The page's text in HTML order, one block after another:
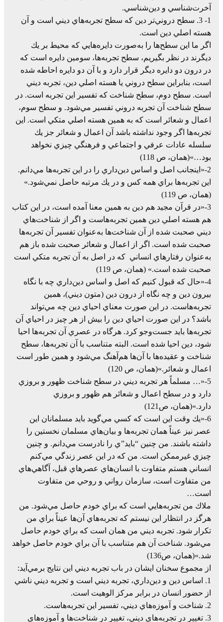
آخرت‌شناسي‌ و دين‌شناسي.
1- 3. سطح‌ دروني‌تر دين‌ كه‌ سطح‌ تجربه‌هاي‌ ديني‌ است‌ و آن‌
هسته‌ اصلي‌ دين‌ است.
اگر ما اين‌ سطح‌ها را به‌صورت‌ دايره‌هايي‌ كه‌ محيط‌ بر يك
ديگرند در نظر بگيريم، سطح‌ تجربه‌ها، سومين‌ دايره‌ است‌ كه‌
در درون‌ دو دايره‌ ديگر قرار دارد و با آن‌ دو دايره احاطه‌ شده‌
است، بنابراين‌ سطح‌ دروني‌ يا هسته‌ اصلي‌ دين، تجربه‌ ديني‌
است. سطح‌ دوم، سطح‌ شناخت‌ كه‌ تفسير اين‌ تجربه‌ است. در
سطح‌ شناخت‌ آن‌ تجربه‌ دروني‌ تفسير مي‌شود. و سطح‌ سوم،
اعمال‌ و شعائر است‌ كه‌ به‌ همين‌ هسته‌ اصلي‌ متكي‌ است. اين‌
تجربه‌ها اگر وجود نداشته‌ باشد آن‌ اعمال‌ و شعائر جز يك‌
سلسله‌ عادات‌ عرفي‌ و اجتماعي‌ و فرهنگي‌ چيزي‌ نخواهد
بود…»(همان، ص 118)
2-«اينجانب‌ اصل‌ و اساس‌ دين‌داري‌ را در اين‌ تجربه‌ها مي‌دانم.
اين‌ تجربه‌ها براي‌ همه‌ كس‌ و در يك‌ مرتبه‌ حاصل‌ نمي‌شود.»
(همان، ص 119)
3-«در قرآن‌ مجيد هم‌ دين‌ به‌ همين‌ معنا آمده‌ است، در اين‌ كتاب‌
هم‌ هسته‌ اصلي‌ دين‌ همين‌ تجربه‌هاست‌ و اگر از شناخت‌هاي‌
ديني‌ صحبت‌ شده‌ از آن‌ شناخت‌ها به‌عنوان‌ تفسير آن‌ تجربه‌ها
صحبت‌ شده‌ است. اگر از اعمال‌ و شعائر صحبت‌ شده‌ باز هم‌
به‌عنوان‌ رفتارهاي‌ انساني‌ كه‌ در اصل‌ به‌ آن‌ تجربه‌ متكي‌ است‌
صحبت‌ شده‌ است.» (همان، ص 119)
4-«حال‌ كه‌ قبول‌ كنيم‌ كه‌ اصل‌ و اساس‌ دين‌داري‌ چه‌ با نگاه‌
بيرون‌ دين‌ و چه‌ نگاه‌ از درون‌ دين‌ (متون‌ ديني)، همين‌
تجربه‌هاست. در اين‌ صورت‌ معناي‌ احياي‌ دين‌ چه‌ مي‌تواند
باشد؟ در اين‌ صورت‌ احياي‌ دين‌ را بيش‌ از هر چيز در احياي‌ آن‌
تجربه‌ها بايد جست‌وجو كرد. هرگاه‌ در عصري‌ آن‌ تجربه‌ها احيا
شود، دين‌ احيا شده‌ است. البته‌ متناسب‌ با آن‌ تجربه‌ها، سطح‌
شناخت و عقيده‌ها با آن‌ها هم‌آهنگ‌ مي‌شود و همين‌ طور است‌
اعمال‌ و شعائر.»(همان، ص 120)
5-«… مسلماً‌ هر تجربه‌ ديني‌ در سطح‌ شناخت‌ ظهور و بروزي‌
دارد و در سطح‌ اعمال‌ و شعائر هم‌ ظهور و بروزي‌
دارد.»(همان، ص121)
6-«يك‌ وقت‌ اين‌ است‌ كه‌ كسي‌ مي‌گويد بايد مسلمانان‌ اين‌
عصر نيز عيناً‌ همان‌ تجربه‌ها و بيان‌هاي‌ مسلمان‌ نخستين‌ را
داشته‌ باشند. من‌ چنين‌ “بايد”ي‌ را نادرست‌ مي‌دانم. و چنين‌
چيزي‌ غيرممكن‌ است. من‌ كه‌ در اين‌ عصر زندگي‌ مي‌كنم‌
انساني‌ هستم‌ متفاوت‌ با انسان‌هاي‌ عصرهاي‌ قبل، آگاهي‌هاي‌
من‌ متفاوت‌ است، سازمان‌ رواني‌ و روحي‌ من‌ متفاوت‌
است…
ملاك‌ من‌ تجربه‌هايي‌ است‌ كه‌ براي‌ خودم‌ حاصل‌ مي‌شود. من‌
هرگز در انتظار اين‌ نيستم‌ كه‌ تجربه‌هاي‌ آن‌ها عيناً‌ براي‌ من‌
تكرار شود. تجربه‌ ديني‌ من‌ همان‌ است‌ كه‌ براي‌ خودم‌ حاصل‌
مي‌شود. شناخت‌ آن‌ هم‌ متناسب‌ با آن‌ براي‌ خودم‌ حاصل‌ خواهد
شد.»(همان، ص136)
از مجموع‌ سخنان‌ ايشان‌ در باب‌ تجربه‌ ديني‌ اين‌ نتايج‌ برمي‌آيد:
1. اساس‌ دين‌ و دين‌داري، تجربه‌ ديني‌ است‌ و تجربه‌ ديني‌ ناشي‌
از حضور انسان‌ در برابر مركز الوهيت‌ است.
2. شناخت‌ و آموزه‌هاي‌ ديني، تفسير اين‌ تجربه‌هاست.
3. تغيير در تجربه‌هاي‌ ديني، تغيير در شناخت‌ها و آموزه‌هاي‌